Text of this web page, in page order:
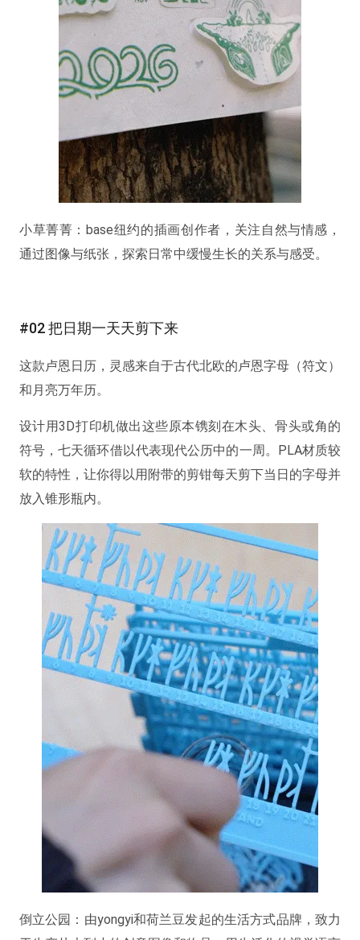
小草菁菁：base纽约的插画创作者，关注自然与情感，
通过图像与纸张，探索日常中缓慢生长的关系与感受。
#02 把日期一天天剪下来
这款卢恩日历，灵感来自于古代北欧的卢恩字母（符文）
和月亮万年历。
设计用3D打印机做出这些原本镌刻在木头、骨头或角的
符号，七天循环借以代表现代公历中的一周。PLA材质较
软的特性，让你得以用附带的剪钳每天剪下当日的字母并
放入锥形瓶内。
倒立公园：由yongyi和荷兰豆发起的生活方式品牌，致力